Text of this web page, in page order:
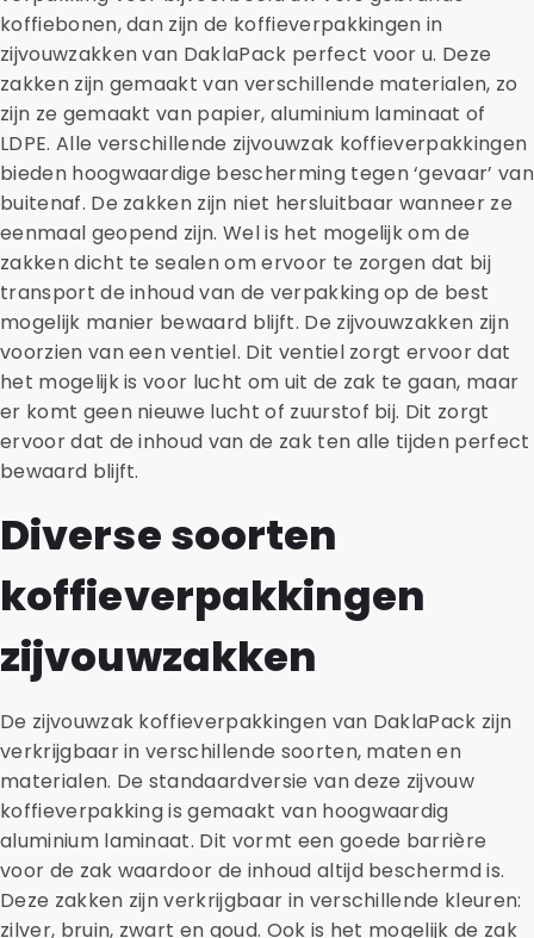
koffiebonen, dan zijn de koffieverpakkingen in
zijvouwzakken van DaklaPack perfect voor u. Deze
zakken zijn gemaakt van verschillende materialen, zo
zijn ze gemaakt van papier, aluminium laminaat of
LDPE. Alle verschillende zijvouwzak koffieverpakkingen
bieden hoogwaardige bescherming tegen ‘gevaar’ van
buitenaf. De zakken zijn niet hersluitbaar wanneer ze
eenmaal geopend zijn. Wel is het mogelijk om de
zakken dicht te sealen om ervoor te zorgen dat bij
transport de inhoud van de verpakking op de best
mogelijk manier bewaard blijft. De zijvouwzakken zijn
voorzien van een ventiel. Dit ventiel zorgt ervoor dat
het mogelijk is voor lucht om uit de zak te gaan, maar
er komt geen nieuwe lucht of zuurstof bij. Dit zorgt
ervoor dat de inhoud van de zak ten alle tijden perfect
bewaard blijft.
Diverse soorten
koffieverpakkingen
zijvouwzakken
De zijvouwzak koffieverpakkingen van DaklaPack zijn
verkrijgbaar in verschillende soorten, maten en
materialen. De standaardversie van deze zijvouw
koffieverpakking is gemaakt van hoogwaardig
aluminium laminaat. Dit vormt een goede barrière
voor de zak waardoor de inhoud altijd beschermd is.
Deze zakken zijn verkrijgbaar in verschillende kleuren:
zilver, bruin, zwart en goud. Ook is het mogelijk de zak